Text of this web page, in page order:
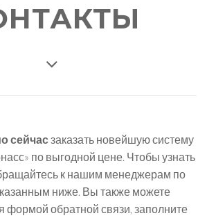
сейчас заказать новейшую систему
по выгодной цене. Чтобы узнать
к нашим менеджерам по
ниже. Вы также можете
формой обратной связи, заполните